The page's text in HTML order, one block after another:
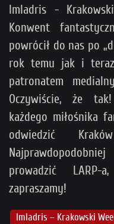
Imladris -
Konwent
powrócił do nas po
rok temu jak i
patronatem
Oczywiście, że
każdego miłośnika
odwiedzić
prowadzić
zapraszamy!
Imladris – Krakowski